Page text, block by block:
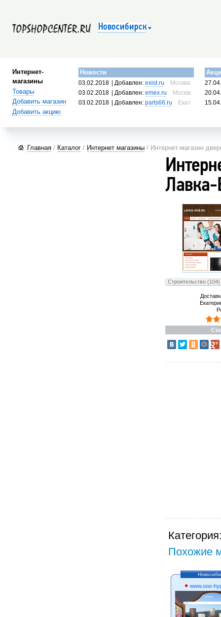
Новосибирск
Интернет-
магазины
Товары
Добавить магазин
Добавить акцию
Новости
03.02.2018 | Добавлен:exist.ru
Москва, Россия
03.02.2018
| Добавлен:emex.ru
Москва, Россия
03.02.2018
| Добавлен:parts66.ru Екатеринбург,
Главная / Каталог / Интернет магазины / Интернет-магазин
Лавка-
Строительство (104)
Похожие
www.ooo-